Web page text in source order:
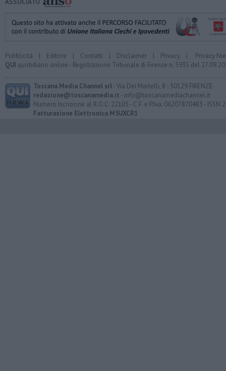
ASSOCIATO
Pubblicità | Editore | Contatti | Disclaimer | Privacy | Privacy
QUI quotidiano online - Registrazione Tribunale di Firenze n. 5935 del
Toscana Media Channel srl- Via Dei Martelli, 8 - 50129 FIRENZE
redazione@toscanamedia.it - info@toscanamediachannel.it
Numero Iscrizione al R.O.C: 22105 - C.F. e P.Iva: 06207870483 - ISSN
Fatturazione Elettronica M5UXCR1